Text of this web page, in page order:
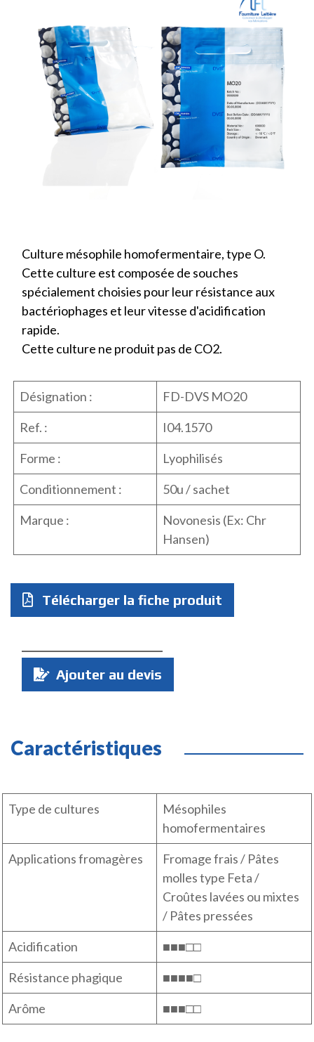
Culture mésophile homofermentaire, type O.
Cette culture est composée de souches
spécialement choisies pour leur résistance aux
bactériophages et leur vitesse d'acidification
rapide.
Cette culture ne produit pas de CO2.
Désignation :
FD-DVS MO20
Ref. :
I04.1570
Forme :
Lyophilisés
Conditionnement :
50u / sachet
Marque :
Novonesis (Ex: Chr
Hansen)
Télécharger la fiche produit
Quantité
Ajouter au devis
Caractéristiques
Type de cultures
Mésophiles
homofermentaires
Applications fromagères
Fromage frais / Pâtes
molles type Feta /
Croûtes lavées ou mixtes
/ Pâtes pressées
Acidification
■■■□□
Résistance phagique
■■■■□
Arôme
■■■□□